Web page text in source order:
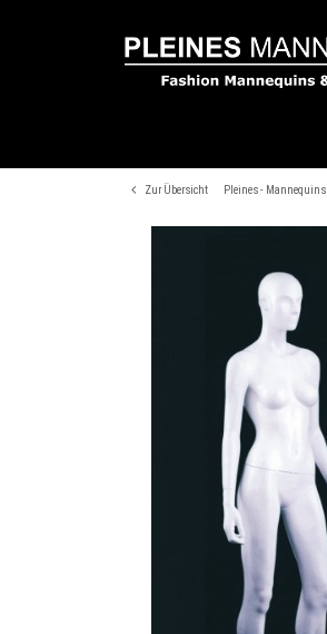
Zur Übersicht Pleines - Mannequins